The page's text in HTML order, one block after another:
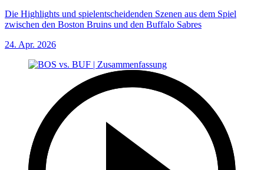
Die Highlights und spielentscheidenden Szenen aus dem Spiel
zwischen den Boston Bruins und den Buffalo Sabres
24. Apr. 2026